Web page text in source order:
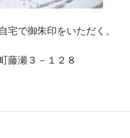
宅で御朱印をいただく。
藤瀬３－１２８